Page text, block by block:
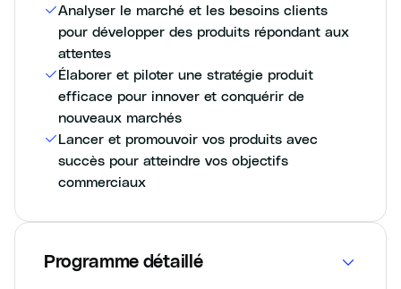
Analyser le marché et les besoins clients
pour développer des produits répondant aux
attentes
Élaborer et piloter une stratégie produit
efficace pour innover et conquérir de
nouveaux marchés
Lancer et promouvoir vos produits avec
succès pour atteindre vos objectifs
commerciaux
Programme détaillé